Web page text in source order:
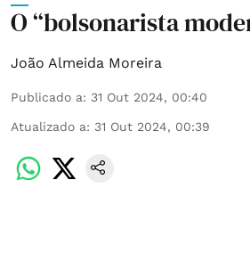
O “bolsonarista
João Almeida Moreira
Publicado a: 31 Out 2024, 00:40
Atualizado a: 31 Out 2024, 00:39